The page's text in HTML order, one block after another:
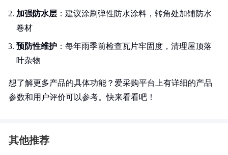
加强防水层 ：建议涂刷弹性防水涂料，转角处加铺防水
卷材
预防性维护 ：每年雨季前检查瓦片牢固度，清理屋顶落
叶杂物
想了解更多产品的具体功能？爱采购平台上有详细的产品
参数和用户评价可以参考。快来看看吧！
其他推荐